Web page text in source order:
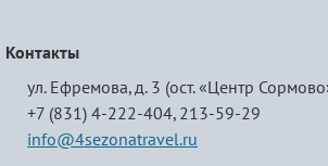
Контакты
ул. Ефремова, д. 3 (ост. «Центр
+7 (831) 4-222-404, 213-59-29
info@4sezonatravel.ru